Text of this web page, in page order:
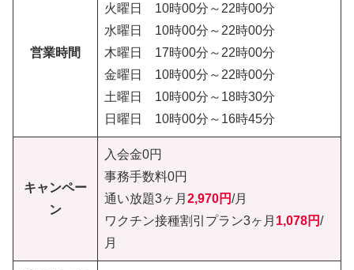
営業時間
火曜日 10時00分～22時00分
水曜日 10時00分～22時00分
木曜日 17時00分～22時00分
金曜日 10時00分～22時00分
土曜日 10時00分～18時30分
日曜日 10時00分～16時45分
キャンペー
ン
入会金0円
事務手数料0円
通い放題3ヶ月 2,970円/月
ワクチン接種割引プラン3ヶ月 1,078円/
月